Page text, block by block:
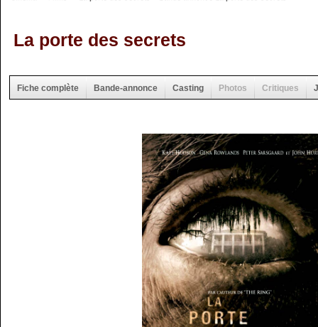
La porte des secrets
Fiche complète Bande-annonce Casting Photos Critiques